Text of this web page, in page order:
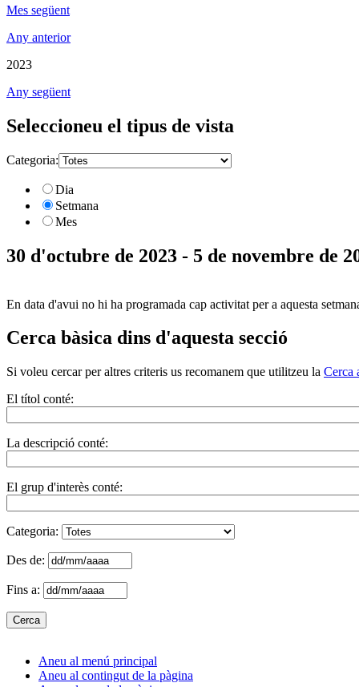
Mes següent
Any anterior
2023
Any següent
Seleccioneu el tipus de vista
Categoria:
Dia
Setmana
Mes
30 d'octubre de 2023 - 5 de novembre de
En data d'avui no hi ha programada cap activitat per a aquesta
Cerca bàsica dins d'aquesta secció
Si voleu cercar per altres criteris us recomanem que utilitzeu la Cerca
El títol conté:
La descripció conté:
El grup d'interès conté:
Categoria:
Des de:
Fins a:
Aneu al menú principal
Aneu al contingut de la pàgina